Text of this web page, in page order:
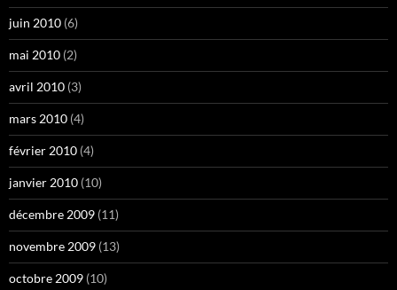
juin 2010 (6)
mai 2010 (2)
avril 2010 (3)
mars 2010 (4)
février 2010 (4)
janvier 2010 (10)
décembre 2009 (11)
novembre 2009 (13)
octobre 2009 (10)